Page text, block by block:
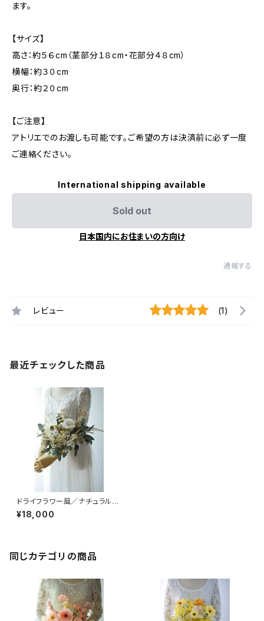
ます。
【サイズ】
高さ：約５６cm（茎部分１８cm・花部分４８cm）
横幅：約３０cm
奥行：約２０cm
【ご注意】
アトリエでのお渡しも可能です。ご希望の方は決済前に必ず一度
ご連絡ください。
International shipping available
Sold out
日本国内にお住まいの方向け
通報する
レビュー (1)
最近チェックした商品
ドライフラワー風／ナチュラルブ
ーケ
¥18,000
同じカテゴリの商品